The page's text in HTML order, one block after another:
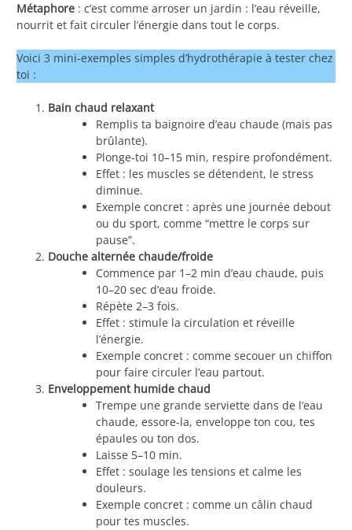
Métaphore : c’est comme arroser un jardin : l’eau réveille,
nourrit et fait circuler l’énergie dans tout le corps.
Voici 3 mini-exemples simples d’hydrothérapie à tester chez
toi :
Bain chaud relaxant
Remplis ta baignoire d’eau chaude (mais pas
brûlante).
Plonge-toi 10–15 min, respire profondément.
Effet : les muscles se détendent, le stress
diminue.
Exemple concret : après une journée debout
ou du sport, comme “mettre le corps sur
pause”.
Douche alternée chaude/froide
Commence par 1–2 min d’eau chaude, puis
10–20 sec d’eau froide.
Répète 2–3 fois.
Effet : stimule la circulation et réveille
l’énergie.
Exemple concret : comme secouer un chiffon
pour faire circuler l’eau partout.
Enveloppement humide chaud
Trempe une grande serviette dans de l’eau
chaude, essore-la, enveloppe ton cou, tes
épaules ou ton dos.
Laisse 5–10 min.
Effet : soulage les tensions et calme les
douleurs.
Exemple concret : comme un câlin chaud
pour tes muscles.